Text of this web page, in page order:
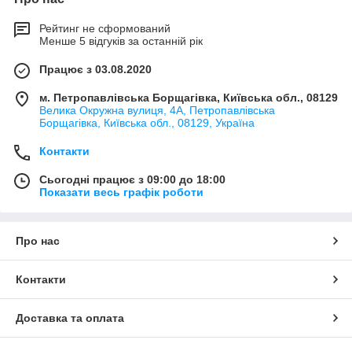
Рейтинг не сформований
Менше 5 відгуків за останній рік
Працює з 03.08.2020
м. Петропавлівська Борщагівка, Київська обл., 08129
Велика Окружна вулиця, 4А, Петропавлівська
Борщагівка, Київська обл., 08129, Україна
Контакти
Сьогодні працює з 09:00 до 18:00
Показати весь графік роботи
Про нас
Контакти
Доставка та оплата